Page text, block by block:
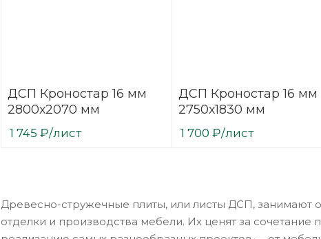
ДСП Кроностар 16 мм
2800х2070 мм
1 745 ₽/лист
ДСП Кроностар 16 мм
2750х1830 мм
1 700 ₽/лист
Древесно-стружечные плиты, или листы ДСП, занимают
отделки и производства мебели. Их ценят за